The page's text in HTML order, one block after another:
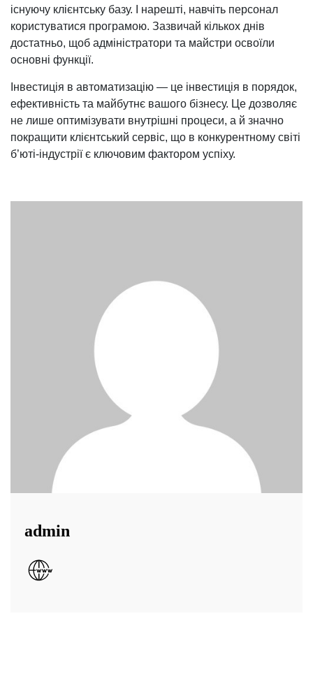
існуючу клієнтську базу. І нарешті, навчіть персонал
користуватися програмою. Зазвичай кількох днів
достатньо, щоб адміністратори та майстри освоїли
основні функції.
Інвестиція в автоматизацію — це інвестиція в порядок,
ефективність та майбутнє вашого бізнесу. Це дозволяє
не лише оптимізувати внутрішні процеси, а й значно
покращити клієнтський сервіс, що в конкурентному світі
б’юті-індустрії є ключовим фактором успіху.
admin